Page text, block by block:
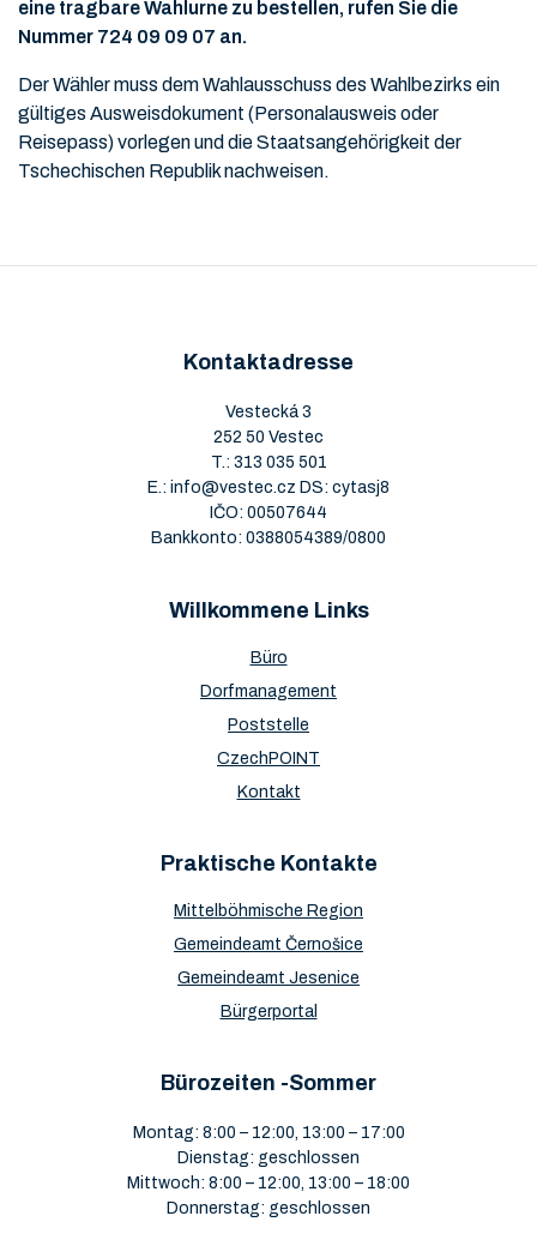
eine tragbare Wahlurne zu bestellen, rufen Sie die
Nummer 724 09 09 07 an.
Der Wähler muss dem Wahlausschuss des Wahlbezirks ein
gültiges Ausweisdokument (Personalausweis oder
Reisepass) vorlegen und die Staatsangehörigkeit der
Tschechischen Republik nachweisen.
Kontaktadresse
Vestecká 3
252 50 Vestec
T.: 313 035 501
E.: info@vestec.cz DS: cytasj8
IČO: 00507644
Bankkonto: 0388054389/0800
Willkommene Links
Büro
Dorfmanagement
Poststelle
CzechPOINT
Kontakt
Praktische Kontakte
Mittelböhmische Region
Gemeindeamt Černošice
Gemeindeamt Jesenice
Bürgerportal
Bürozeiten -Sommer
Montag: 8:00 – 12:00, 13:00 – 17:00
Dienstag: geschlossen
Mittwoch: 8:00 – 12:00, 13:00 – 18:00
Donnerstag: geschlossen